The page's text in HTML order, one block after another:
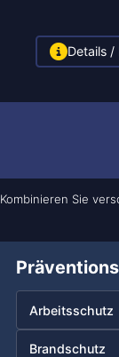
Details /
Kombinieren Sie
Arbeitsschutz
Brandschutz